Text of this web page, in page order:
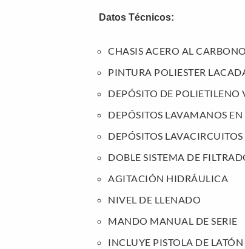
Datos Técnicos:
CHASIS ACERO AL
PINTURA POLIESTER
DEPÓSITO DE POLIETILENO
DEPÓSITOS LAVAMANOS
DEPÓSITOS
DOBLE SISTEMA DE
AGITACIÓN HIDRÁULICA
NIVEL DE LLENADO
MANDO MANUAL DE SERIE
INCLUYE PISTOLA DE